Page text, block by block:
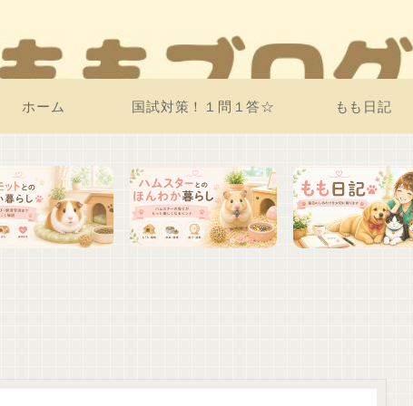
ホーム 国試対策！１問１答☆ もも日記